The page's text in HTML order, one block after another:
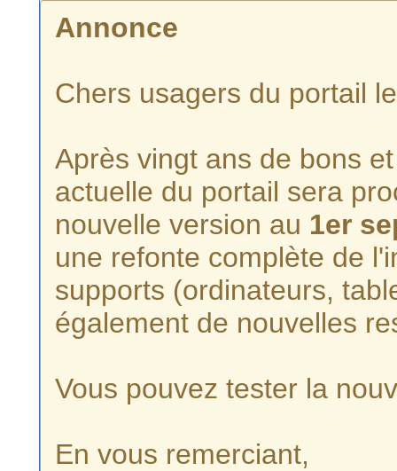
Annonce
Chers usagers du portail
Après vingt ans de bons
actuelle du portail sera
nouvelle version au 1er
une refonte complète de
supports (ordinateurs,
également de nouvelles
Vous pouvez tester la
En vous remerciant,